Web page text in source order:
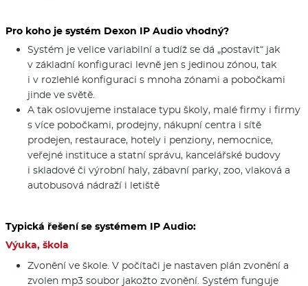
Pro koho je systém Dexon IP Audio vhodný?
Systém je velice variabilní a tudíž se dá „postavit“ jak
v základní konfiguraci levně jen s jedinou zónou, tak
i v rozlehlé konfiguraci s mnoha zónami a pobočkami
jinde ve světě.
A tak oslovujeme instalace typu školy, malé firmy i firmy
s více pobočkami, prodejny, nákupní centra i sítě
prodejen, restaurace, hotely i penziony, nemocnice,
veřejné instituce a statní správu, kancelářské budovy
i skladové či výrobní haly, zábavní parky, zoo, vlaková a
autobusová nádraží i letiště
Typická řešení se systémem IP Audio:
Výuka, škola
Zvonění ve škole. V počítači je nastaven plán zvonění a
zvolen mp3 soubor jakožto zvonění. Systém funguje